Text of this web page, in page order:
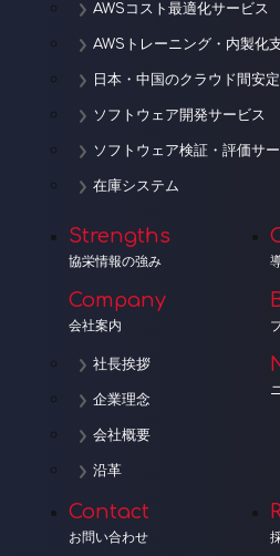
AWSコスト最適化サービス
AWSトレーニング・内製化
日本・中国のクラウド間安
ソフトウェア開発サービス
ソフトウェア検証・評価サ
在庫システム
Strengths
協栄情報の強み
Company
会社案内
社長挨拶
企業理念
会社概要
沿革
Contact
お問い合わせ